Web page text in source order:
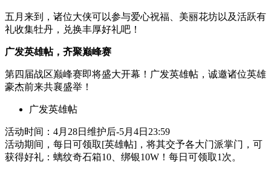
五月来到，诸位大侠可以参与爱心祝福、美丽花坊以及活跃有
礼收集牡丹，兑换丰厚好礼吧！
广发英雄帖，齐聚巅峰赛
第四届战区巅峰赛即将盛大开幕！广发英雄帖，诚邀诸位英雄
豪杰前来共襄盛举！
广发英雄帖
活动时间：4月28日维护后-5月4日23:59
活动期间，每日可领取[英雄帖]，将其交予各大门派掌门，可
获得好礼：螭纹奇石箱10、绑银10W！每日可领取1次。